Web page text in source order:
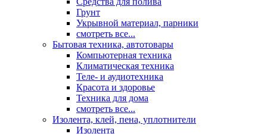
Грунт
Укрывной материал, парники
смотреть все...
Бытовая техника, автотовары
Компьютерная техника
Климатическая техника
Теле- и аудиотехника
Красота и здоровье
Техника для дома
смотреть все...
Изолента, клей, пена, уплотнители
Изолента